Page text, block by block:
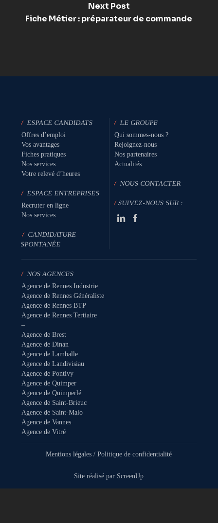
Next Post
Fiche Métier : préparateur de commande
/ ESPACE CANDIDATS
Offres d’emploi
Vos avantages
Fiches pratiques
Nos services
Votre relevé d’heures
/ ESPACE ENTREPRISES
Recruter en ligne
Nos services
/ CANDIDATURE
SPONTANÉE
/ LE GROUPE
Qui sommes-nous ?
Rejoignez-nous
Nos partenaires
Actualités
/NOUS CONTACTER
/SUIVEZ-NOUS SUR :
/ NOS AGENCES
Agence de Rennes Industrie
Agence de Rennes Généraliste
Agence de Rennes BTP
Agence de Rennes Tertiaire
–
Agence de Brest
Agence de Dinan
Agence de Lamballe
Agence de Landivisiau
Agence de Pontivy
Agence de Quimper
Agence de Quimperlé
Agence de Saint-Brieuc
Agence de Saint-Malo
Agence de Vannes
Agence de Vitré
Mentions légales /Politique de confidentialité
Site réalisé par ScreenUp